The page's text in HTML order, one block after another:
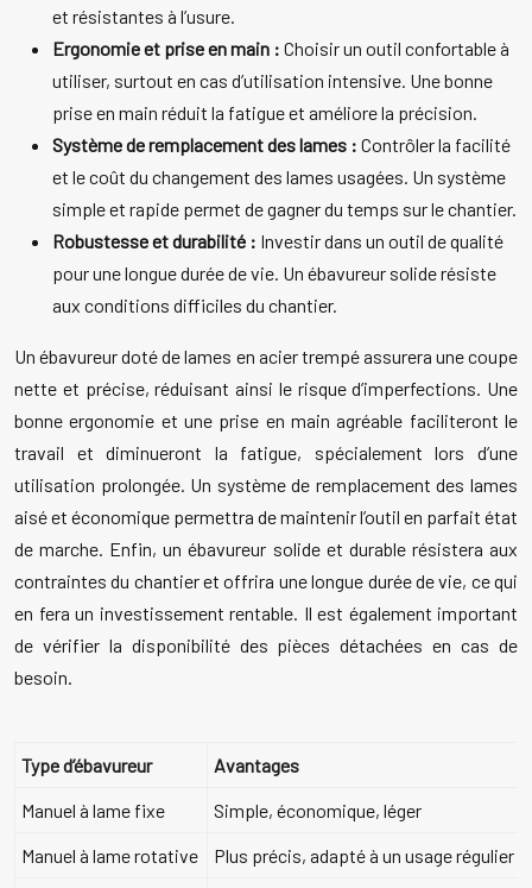
et résistantes à l’usure.
Ergonomie et prise en main : Choisir un outil confortable à
utiliser, surtout en cas d’utilisation intensive. Une bonne
prise en main réduit la fatigue et améliore la précision.
Système de remplacement des lames : Contrôler la facilité
et le coût du changement des lames usagées. Un système
simple et rapide permet de gagner du temps sur le chantier.
Robustesse et durabilité : Investir dans un outil de qualité
pour une longue durée de vie. Un ébavureur solide résiste
aux conditions difficiles du chantier.
Un ébavureur doté de lames en acier trempé assurera une coupe
nette et précise, réduisant ainsi le risque d’imperfections. Une
bonne ergonomie et une prise en main agréable faciliteront le
travail et diminueront la fatigue, spécialement lors d’une
utilisation prolongée. Un système de remplacement des lames
aisé et économique permettra de maintenir l’outil en parfait état
de marche. Enfin, un ébavureur solide et durable résistera aux
contraintes du chantier et offrira une longue durée de vie, ce qui
en fera un investissement rentable. Il est également important
de vérifier la disponibilité des pièces détachées en cas de
besoin.
Type d’ébavureur
Avantages
Manuel à lame fixe
Simple, économique, léger
Manuel à lame rotative
Plus précis, adapté à un usage régulier